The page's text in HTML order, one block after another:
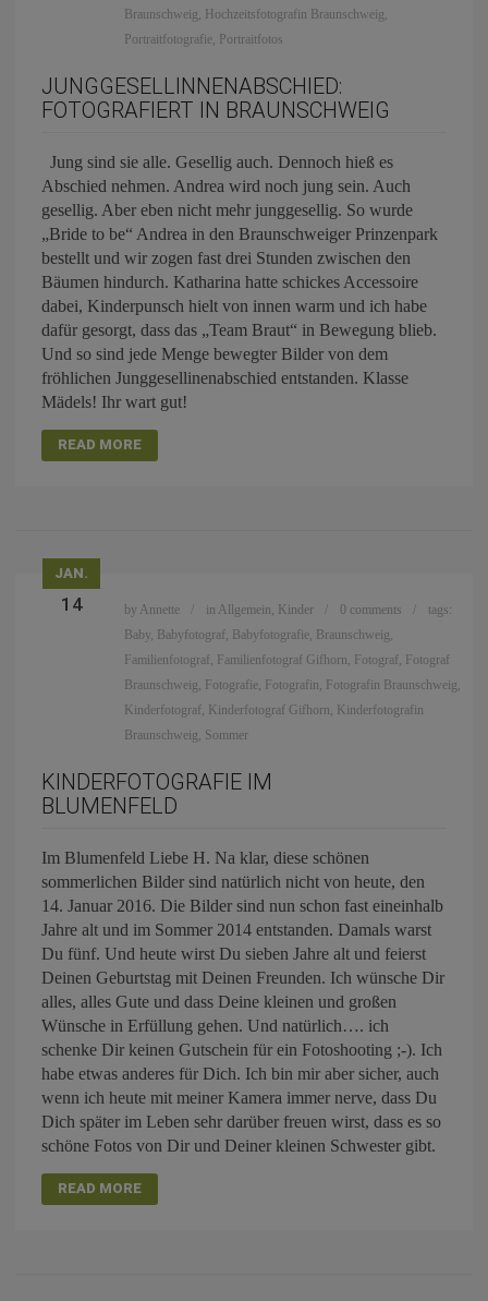
Braunschweig, Hochzeitsfotografin Braunschweig,
Portraitfotografie, Portraitfotos
JUNGGESELLINNENABSCHIED:
FOTOGRAFIERT IN BRAUNSCHWEIG
Jung sind sie alle. Gesellig auch. Dennoch hieß es
Abschied nehmen. Andrea wird noch jung sein. Auch
gesellig. Aber eben nicht mehr junggesellig. So wurde
„Bride to be“ Andrea in den Braunschweiger Prinzenpark
bestellt und wir zogen fast drei Stunden zwischen den
Bäumen hindurch. Katharina hatte schickes Accessoire
dabei, Kinderpunsch hielt von innen warm und ich habe
dafür gesorgt, dass das „Team Braut“ in Bewegung blieb.
Und so sind jede Menge bewegter Bilder von dem
fröhlichen Junggesellinenabschied entstanden. Klasse
Mädels! Ihr wart gut!
READ MORE
JAN.
14 by Annette in Allgemein, Kinder 0 comments
tags:
Baby, Babyfotograf, Babyfotografie, Braunschweig,
Familienfotograf, Familienfotograf Gifhorn, Fotograf, Fotograf
Braunschweig, Fotografie, Fotografin, Fotografin Braunschweig,
Kinderfotograf, Kinderfotograf Gifhorn, Kinderfotografin
Braunschweig, Sommer
KINDERFOTOGRAFIE IM
BLUMENFELD
Im Blumenfeld Liebe H. Na klar, diese schönen
sommerlichen Bilder sind natürlich nicht von heute, den
14. Januar 2016. Die Bilder sind nun schon fast eineinhalb
Jahre alt und im Sommer 2014 entstanden. Damals warst
Du fünf. Und heute wirst Du sieben Jahre alt und feierst
Deinen Geburtstag mit Deinen Freunden. Ich wünsche Dir
alles, alles Gute und dass Deine kleinen und großen
Wünsche in Erfüllung gehen. Und natürlich…. ich
schenke Dir keinen Gutschein für ein Fotoshooting ;-). Ich
habe etwas anderes für Dich. Ich bin mir aber sicher, auch
wenn ich heute mit meiner Kamera immer nerve, dass Du
Dich später im Leben sehr darüber freuen wirst, dass es so
schöne Fotos von Dir und Deiner kleinen Schwester gibt.
READ MORE